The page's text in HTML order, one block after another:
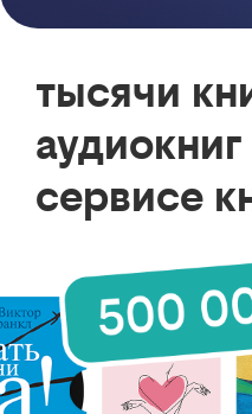
тысячи
аудиокниг
сервисе